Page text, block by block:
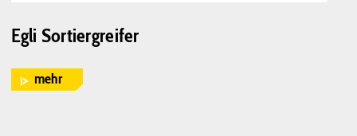
Egli Sortiergreifer
mehr